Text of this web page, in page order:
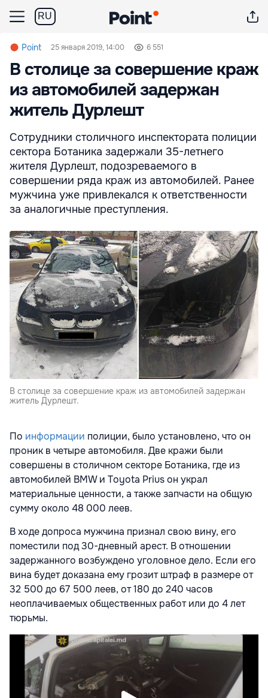
RU
Point 25 января 2019, 14:00 6 551
В столице за совершение краж
из автомобилей задержан
житель Дурлешт
Сотрудники столичного инспектората полиции
сектора Ботаника задержали 35-летнего
жителя Дурлешт, подозреваемого в
совершении ряда краж из автомобилей. Ранее
мужчина уже привлекался к ответственности
за аналогичные преступления.
В столице за совершение краж из автомобилей задержан
житель Дурлешт.
По информации полиции, было установлено, что он
проник в четыре автомобиля. Две кражи были
совершены в столичном секторе Ботаника, где из
автомобилей BMW и Toyota Prius он украл
материальные ценности, а также запчасти на общую
сумму около 48 000 леев.
В ходе допроса мужчина признал свою вину, его
поместили под 30-дневный арест. В отношении
задержанного возбуждено уголовное дело. Если его
вина будет доказана ему грозит штраф в размере от
32 500 до 67 500 леев, от 180 до 240 часов
неоплачиваемых общественных работ или до 4 лет
тюрьмы.